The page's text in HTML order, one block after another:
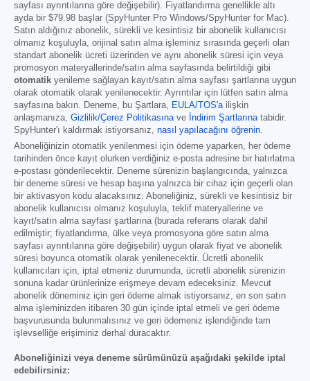
sayfası ayrıntılarına göre değişebilir). Fiyatlandırma genellikle altı
ayda bir $79.98 başlar (SpyHunter Pro Windows/SpyHunter for Mac).
Satın aldığınız abonelik, sürekli ve kesintisiz bir abonelik kullanıcısı
olmanız koşuluyla, orijinal satın alma işleminiz sırasında geçerli olan
standart abonelik ücreti üzerinden ve aynı abonelik süresi için veya
promosyon materyallerinde/satın alma sayfasında belirtildiği gibi
otomatik yenileme sağlayan kayıt/satın alma sayfası şartlarına uygun
olarak otomatik olarak yenilenecektir. Ayrıntılar için lütfen satın alma
sayfasına bakın. Deneme, bu Şartlara,
EULA/TOS'a ilişkin
anlaşmanıza, Gizlilik/Çerez Politikasına ve İndirim Şartlarına tabidir.
SpyHunter'ı kaldırmak istiyorsanız, nasıl yapılacağını öğrenin
Aboneliğinizin otomatik yenilenmesi için ödeme yaparken, her ödeme
tarihinden önce kayıt olurken verdiğiniz e-posta adresine bir hatırlatma
e-postası gönderilecektir. Deneme sürenizin başlangıcında, yalnızca
bir deneme süresi ve hesap başına yalnızca bir cihaz için geçerli olan
bir aktivasyon kodu alacaksınız. Aboneliğiniz, sürekli ve kesintisiz bir
abonelik kullanıcısı olmanız koşuluyla, teklif materyallerine ve
kayıt/satın alma sayfası şartlarına (burada referans olarak dahil
edilmiştir; fiyatlandırma, ülke veya promosyona göre satın alma
sayfası ayrıntılarına göre değişebilir) uygun olarak fiyat ve abonelik
süresi boyunca otomatik olarak yenilenecektir. Ücretli abonelik
kullanıcıları için, iptal etmeniz durumunda, ücretli abonelik sürenizin
sonuna kadar ürünlerinize erişmeye devam edeceksiniz. Mevcut
abonelik döneminiz için geri ödeme almak istiyorsanız, en son satın
alma işleminizden itibaren 30 gün içinde iptal etmeli ve geri ödeme
başvurusunda bulunmalısınız ve geri ödemeniz işlendiğinde tam
işlevselliğe erişiminiz derhal duracaktır.
Aboneliğinizi veya deneme sürümünüzü aşağıdaki şekilde iptal
edebilirsiniz: